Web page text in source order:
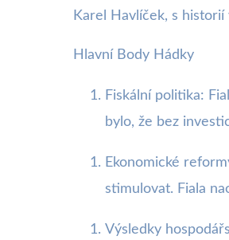
Karel Havlíček, s
Hlavní Body Hádky
Fiskální politika:
bylo, že bez
Ekonomické
stimulovat. Fiala
Výsledky